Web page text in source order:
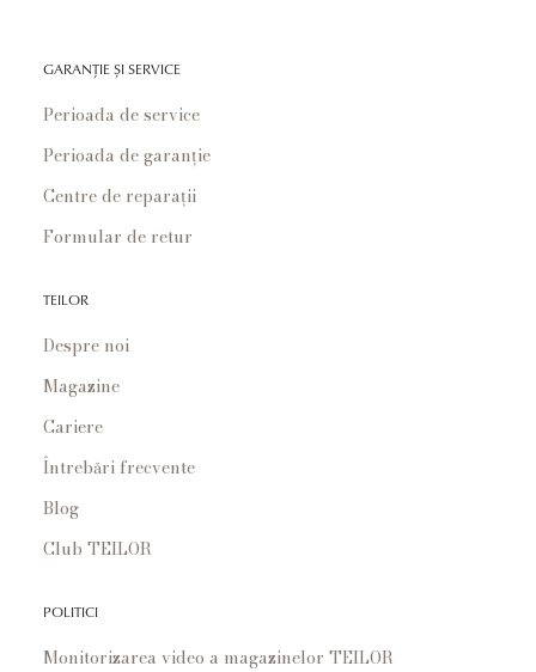
GARANȚIE ȘI SERVICE
Perioada de service
Perioada de garanție
Centre de reparații
Formular de retur
TEILOR
Despre noi
Magazine
Cariere
Întrebări frecvente
Blog
Club TEILOR
POLITICI
Monitorizarea video a magazinelor TEILOR